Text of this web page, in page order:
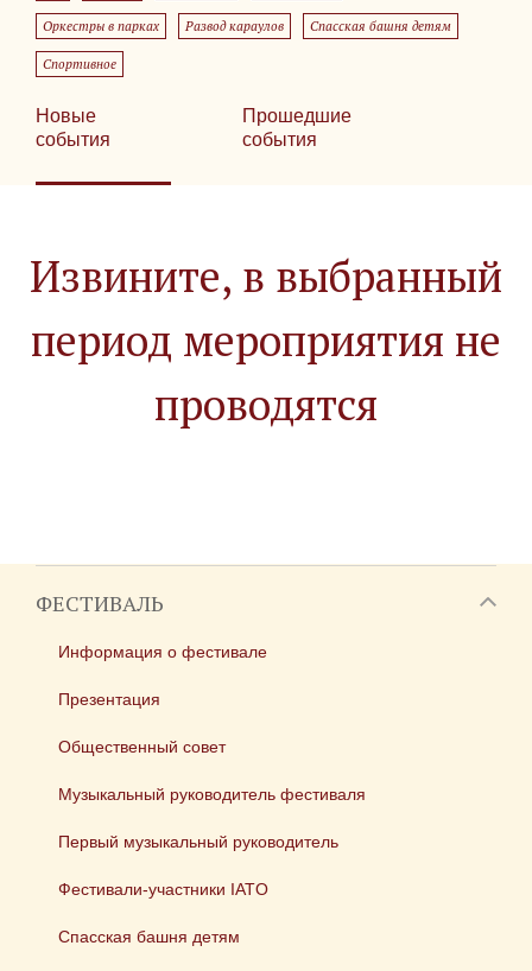
Оркестры в парках Развод караулов Спасская башня детям
Спортивное
Новые
события
Прошедшие
события
Извините, в выбранный
период мероприятия не
проводятся
ФЕСТИВАЛЬ
Информация о фестивале
Презентация
Общественный совет
Музыкальный руководитель фестиваля
Первый музыкальный руководитель
Фестивали-участники IATO
Спасская башня детям